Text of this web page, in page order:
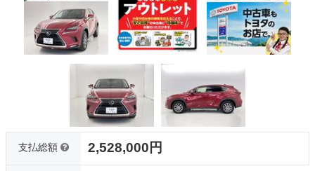
支払総額 2,528,000円